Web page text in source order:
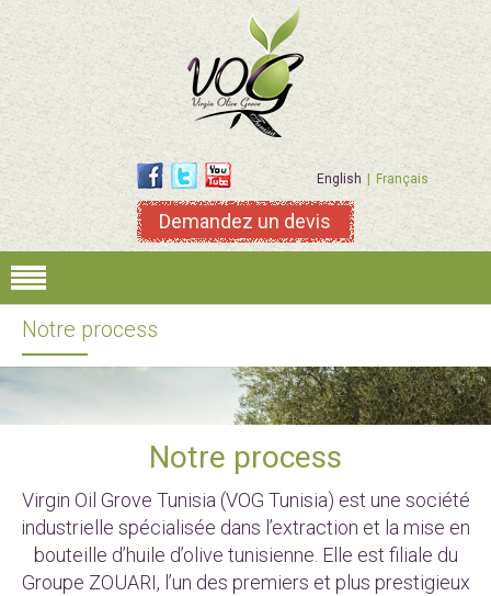
English Français
Demandez un devis
Notre process
Notre process
Virgin Oil Grove Tunisia (VOG Tunisia) est une société
industrielle spécialisée dans l’extraction et la mise en
bouteille d’huile d’olive tunisienne. Elle est filiale du
Groupe ZOUARI, l’un des premiers et plus prestigieux